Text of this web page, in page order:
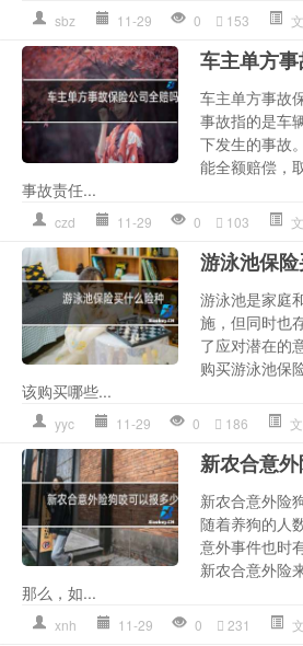
sbz 11-29 0 153
车主单方
车主单方事故
事故指的是车
下发生的事故
能全额赔偿，
事故责任...
czd 11-29 0 103
游泳池保
游泳池是家庭
施，但同时也
了应对潜在的
购买游泳池保
该购买哪些...
yyc 11-29 0 186
新农合意
新农合意外险
随着养狗的人
意外事件也时
新农合意外险
那么，如...
xnh 11-29 0 231